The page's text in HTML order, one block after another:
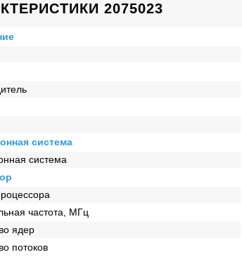
2075023
система
система
частота, МГц
ядер
потоков